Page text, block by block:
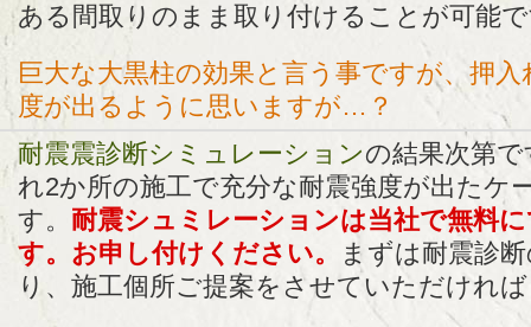
ある間取りのまま取り付けることが可能
巨大な大黒柱の効果と言う事ですが、押
度が出るように思いますが…？
耐震震診断シミュレーションの結果次第
れ2か所の施工で充分な耐震強度が出たケ
す。 耐震シュミレーションは当社で無料
す。お申し付けください。
まずは耐震診
り、施工個所ご提案をさせていただけれ